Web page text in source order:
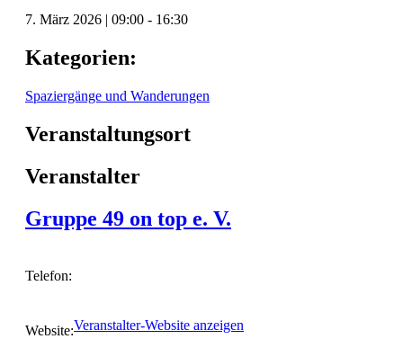
7. März 2026 | 09:00 - 16:30
Kategorien:
Spaziergänge und Wanderungen
Veranstaltungsort
Veranstalter
Gruppe 49 on top e. V.
Telefon:
Website:Veranstalter-Website anzeigen